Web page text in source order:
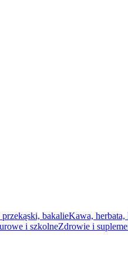
przekąski, bakalieKawa, herbata,
i szkolneZdrowie i